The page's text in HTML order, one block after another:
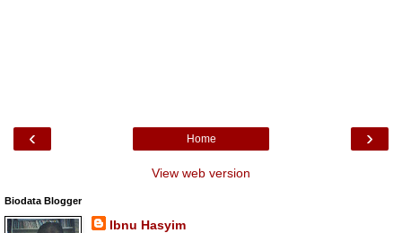
‹ ›
Home
View web version
Biodata Blogger
Ibnu Hasyim